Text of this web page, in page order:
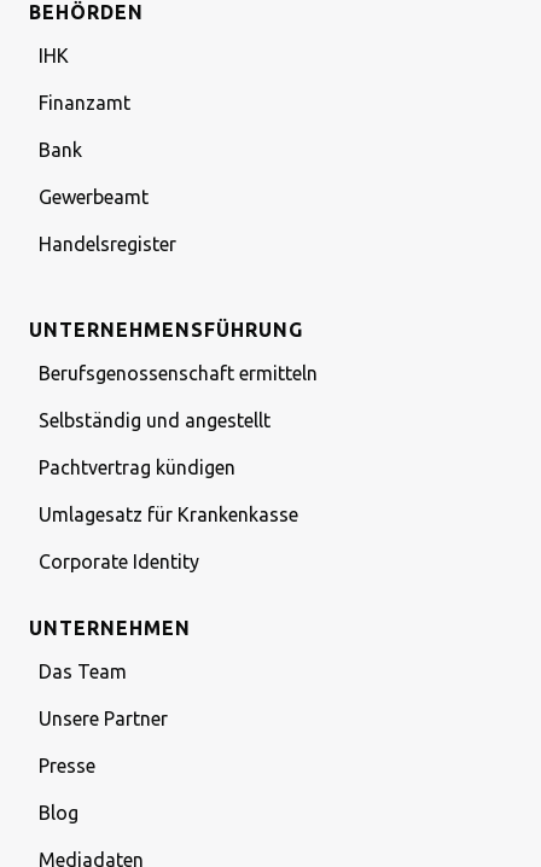
BEHÖRDEN
IHK
Finanzamt
Bank
Gewerbeamt
Handelsregister
UNTERNEHMENSFÜHRUNG
Berufsgenossenschaft ermitteln
Selbständig und angestellt
Pachtvertrag kündigen
Umlagesatz für Krankenkasse
Corporate Identity
UNTERNEHMEN
Das Team
Unsere Partner
Presse
Blog
Mediadaten